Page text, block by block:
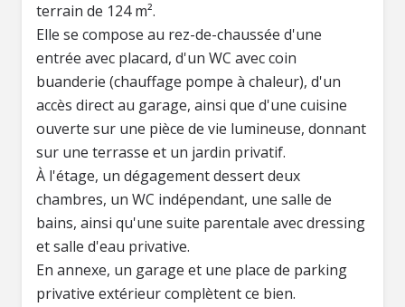
terrain de 124 m².
Elle se compose au rez-de-chaussée d'une
entrée avec placard, d'un WC avec coin
buanderie (chauffage pompe à chaleur), d'un
accès direct au garage, ainsi que d'une cuisine
ouverte sur une pièce de vie lumineuse, donnant
sur une terrasse et un jardin privatif.
À l'étage, un dégagement dessert deux
chambres, un WC indépendant, une salle de
bains, ainsi qu'une suite parentale avec dressing
et salle d'eau privative.
En annexe, un garage et une place de parking
privative extérieur complètent ce bien.